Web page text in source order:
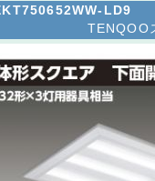
LD9
TENQOO